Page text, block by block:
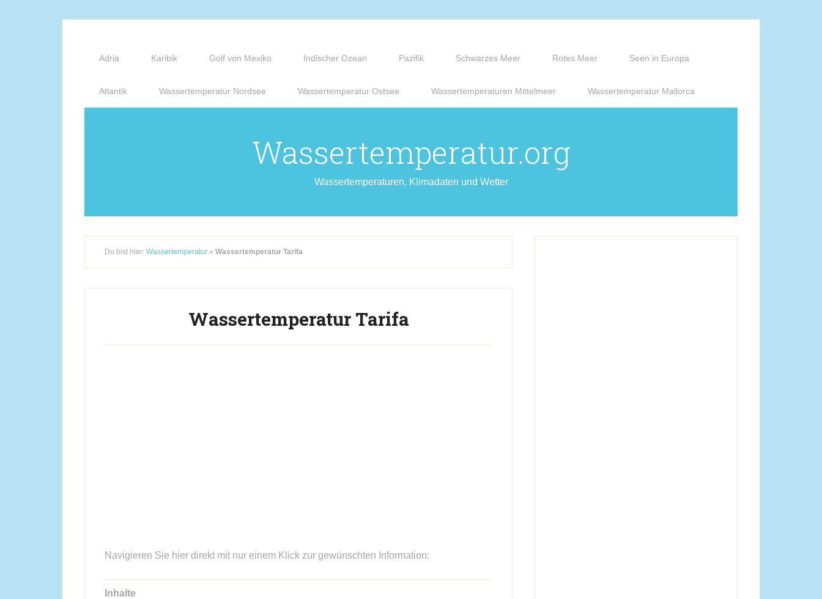
Adria Karibik Golf von Mexiko Indischer Ozean Pazifik Schwarzes Meer Rotes Meer Seen in Europa
Atlantik Wassertemperatur Nordsee Wassertemperatur Ostsee Wassertemperaturen Mittelmeer Wassertemperatur Mallorca
Wassertemperatur.org
Wassertemperaturen, Klimadaten und Wetter
Du bist hier: Wassertemperatur » Wassertemperatur Tarifa
Wassertemperatur Tarifa
Navigieren Sie hier direkt mit nur einem Klick zur gewünschten Information:
Inhalte